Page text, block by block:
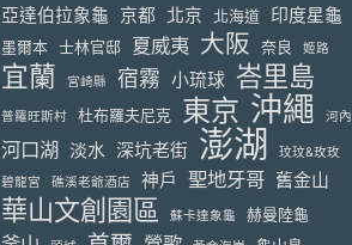
亞達伯拉象龜 京都 北京 北海道 印度星龜
墨爾本 士林官邸 夏威夷 大阪 奈良 姬路
宜蘭 宮崎縣 宿霧 小琉球 峇里島
普羅旺斯村 杜布羅夫尼克 東京 沖繩 河內
河口湖 淡水 深坑老街 澎湖
玟玟&玫玫
碧龍宮
礁溪老爺酒店 神戶 聖地牙哥 舊金山
華山文創園區 蘇卡達象龜 赫曼陸龜